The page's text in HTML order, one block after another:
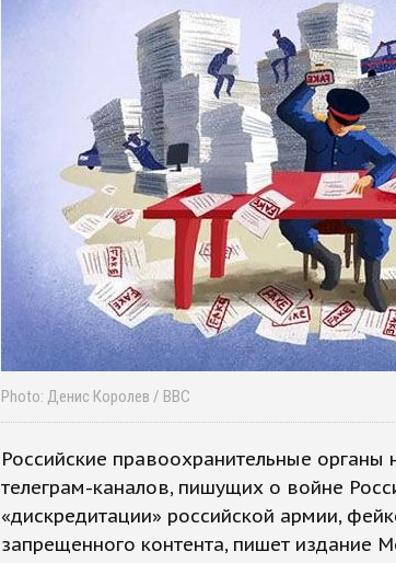
Photo: Денис Королев / ВВС
Российские правоохранительные органы
телеграм-каналов, пишущих о войне
«дискредитации» российской армии,
запрещенного контента, пишет издание